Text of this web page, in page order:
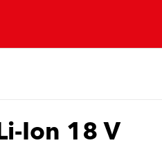
Ion 18 V